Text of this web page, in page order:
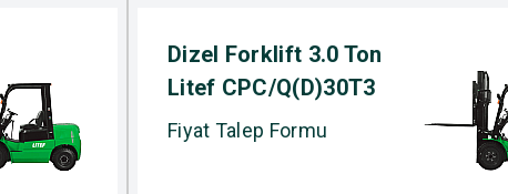
Dizel Forklift 3.0 Ton
Litef CPC/Q(D)30T3
Fiyat Talep Formu